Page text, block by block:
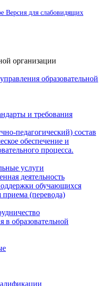
Версия для слабовидящих
организации
образовательной
и требования
педагогический) состав
обеспечение и
процесса.
услуги
деятельность
обучающихся
приема (перевода)
в образовательной